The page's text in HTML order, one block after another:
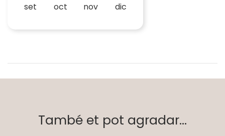
set oct nov dic
També et pot agradar...